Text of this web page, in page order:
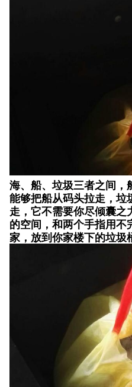
海、船、垃圾三者之间，
能够把船从码头拉走，垃
走，它不需要你尽倾囊
的空间，和两个手指用不
家，放到你家楼下的垃圾